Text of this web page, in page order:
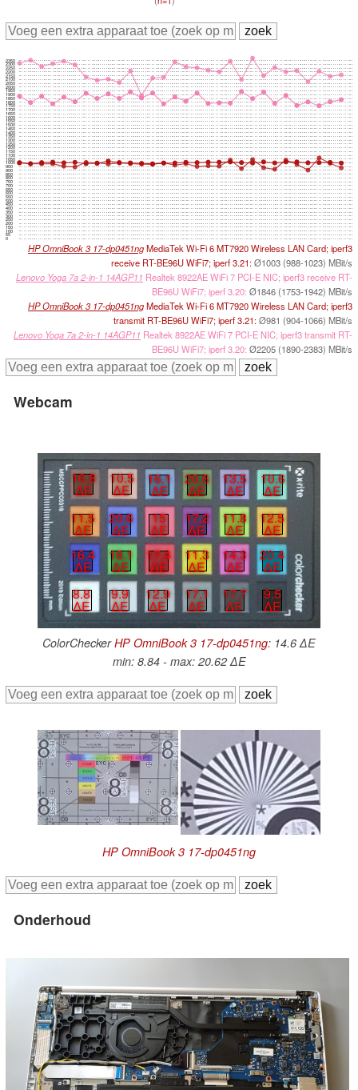
0
50
100
150
200
250
300
350
400
450
500
550
600
650
700
750
800
850
900
950
1000
1050
1100
1150
1200
1250
1300
1350
1400
1450
1500
1550
1600
1650
1700
1750
1800
1850
1900
1950
2000
2050
2100
2150
2200
2250
2300
2350
HP OmniBook 3 17-dp0451ngMediaTek Wi-Fi 6 MT7920 Wireless LAN Card; iperf3
receive RT-BE96U WiFi7; iperf 3.21:Ø1003 (988-1023) MBit/s
Lenovo Yoga 7a 2-in-1 14AGP11 Realtek 8922AE WiFi 7 PCI-E NIC; iperf3 receive RT-
BE96U WiFi7; iperf 3.20: Ø1846 (1753-1942) MBit/s
HP OmniBook 3 17-dp0451ngMediaTek Wi-Fi 6 MT7920 Wireless LAN Card; iperf3
transmit RT-BE96U WiFi7; iperf 3.21:Ø981 (904-1066) MBit/s
Lenovo Yoga 7a 2-in-1 14AGP11 Realtek 8922AE WiFi 7 PCI-E NIC; iperf3 transmit RT-
BE96U WiFi7; iperf 3.20: Ø2205 (1890-2383) MBit/s
Webcam
16.8
∆E
10.5
∆E
16.1
∆E
20.6
∆E
13.5
∆E
10.6
∆E
11.5
∆E
20.6
∆E
15
∆E
17.2
∆E
11.8
∆E
12.5
∆E
16.4
∆E
18.1
∆E
17.4
∆E
11.3
∆E
14.3
∆E
20.4
∆E
8.8
∆E
9.9
∆E
12.9
∆E
17.1
∆E
17.7
∆E
9.5
∆E
ColorCheckerHP OmniBook 3 17-dp0451ng: 14.6 ∆E
min: 8.84 - max: 20.62 ∆E
HP OmniBook 3 17-dp0451ng
Onderhoud